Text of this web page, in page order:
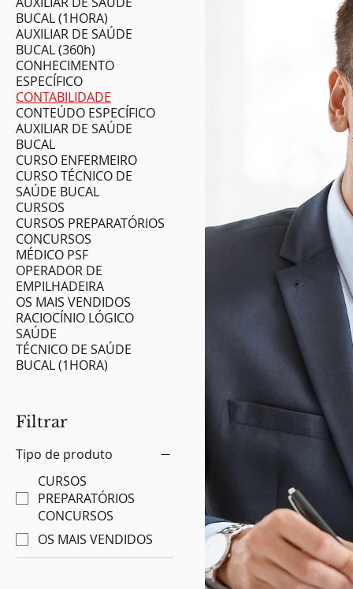
BUCAL (1HORA)
AUXILIAR DE SAÚDE
BUCAL (360h)
CONHECIMENTO
ESPECÍFICO
CONTABILIDADE
CONTEÚDO ESPECÍFICO
AUXILIAR DE SAÚDE
BUCAL
CURSO ENFERMEIRO
CURSO TÉCNICO DE
SAÚDE BUCAL
CURSOS
CURSOS PREPARATÓRIOS
CONCURSOS
MÉDICO PSF
OPERADOR DE
EMPILHADEIRA
OS MAIS VENDIDOS
RACIOCÍNIO LÓGICO
SAÚDE
TÉCNICO DE SAÚDE
BUCAL (1HORA)
Filtrar
Tipo de produto
CURSOS
PREPARATÓRIOS
CONCURSOS
OS MAIS VENDIDOS